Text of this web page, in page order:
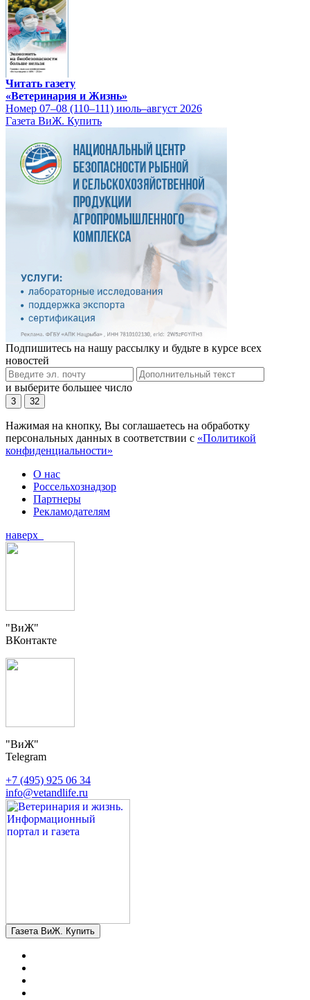
Читать газету
«Ветеринария и Жизнь»
Номер 07–08 (110–111) июль–август 2026
Газета ВиЖ. Купить
Подпишитесь на нашу рассылку и будьте в курсе всех
новостей
и выберите большее число
3 32
Нажимая на кнопку, Вы соглашаетесь на обработку
персональных данных в соответствии с «Политикой
конфиденциальности»
О нас
Россельхознадзор
Партнеры
Рекламодателям
наверх
"ВиЖ"
ВКонтакте
"ВиЖ"
Telegram
+7 (495) 925 06 34
info@vetandlife.ru
Газета ВиЖ. Купить